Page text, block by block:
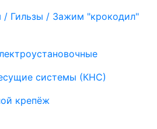
/ Гильзы / Зажим "крокодил"
системы (КНС)
крепёж